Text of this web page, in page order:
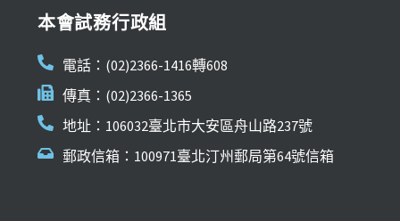
本會試務行政組
電話：(02)2366-1416轉608
傳真：(02)2366-1365
地址：106032臺北市大安區舟山路237號
郵政信箱：100971臺北汀州郵局第64號信箱